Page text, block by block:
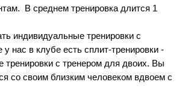
В среднем тренировка длится 1
индивидуальные тренировки с
у нас в клубе есть сплит-тренировки -
тренировки с тренером для двоих. Вы
со своим близким человеком вдвоем с